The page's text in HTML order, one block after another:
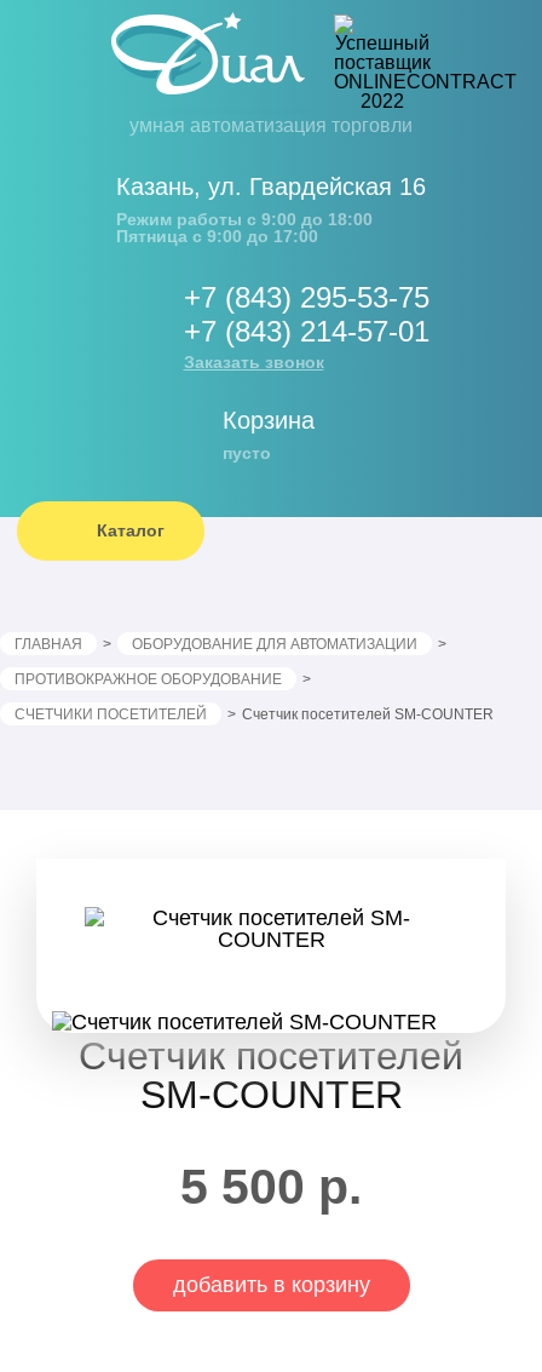
умная автоматизация торговли
Казань, ул. Гвардейская 16
Режим работы с 9:00 до 18:00
Пятница с 9:00 до 17:00
+7 (843) 295-53-75
+7 (843) 214-57-01
Заказать звонок
Корзина
пусто
Каталог
ГЛАВНАЯ ОБОРУДОВАНИЕ ДЛЯ АВТОМАТИЗАЦИИ
ПРОТИВОКРАЖНОЕ ОБОРУДОВАНИЕ
СЧЕТЧИКИ ПОСЕТИТЕЛЕЙ Счетчик посетителей SM-COUNTER
Счетчик посетителей
SM-COUNTER
5 500 р.
добавить в корзину